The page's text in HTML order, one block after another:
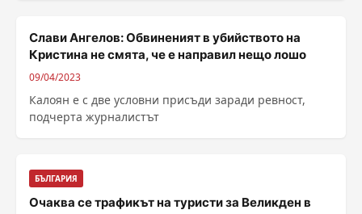
Слави Ангелов: Обвиненият в убийството на
Кристина не смята, че е направил нещо лошо
09/04/2023
Калоян е с две условни присъди заради ревност,
подчерта журналистът
БЪЛГАРИЯ
Очаква се трафикът на туристи за Великден в